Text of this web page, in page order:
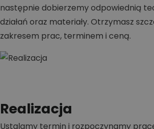
następnie dobierzemy odpowiednią
działań oraz materiały. Otrzymasz
zakresem prac, terminem i ceną.
Realizacja
Ustalamy termin i rozpoczynamy